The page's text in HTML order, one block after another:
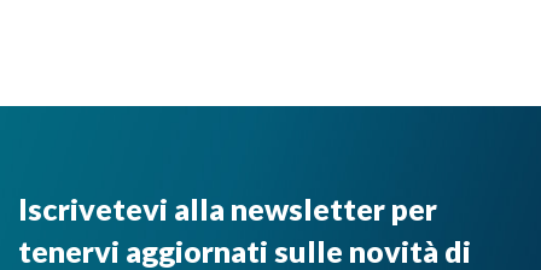
Iscrivetevi alla newsletter per
tenervi aggiornati sulle novità di